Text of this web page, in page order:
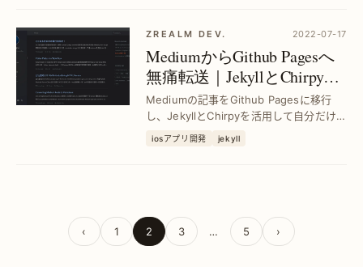
ZREALM DEV. 2022-07-17
MediumからGithub Pagesへ
無痛転送｜JekyllとChirpyで
簡単サイト構築
Mediumの記事をGithub Pagesに移行
し、JekyllとChirpyを活用して自分だけの
高速＆安定したブログを実現。面倒な設
定不要でコンテンツ管理がスムーズに進
iosアプリ開発 jekyll
‹ 1 2 3 … 5 ›